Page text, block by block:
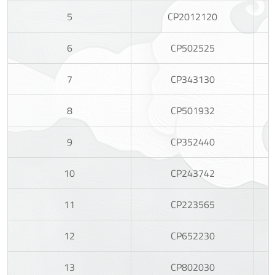
5 CP2012120
6 CP502525
7 CP343130
8 CP501932
9 CP352440
10 CP243742
11 CP223565
12 CP652230
13 CP802030